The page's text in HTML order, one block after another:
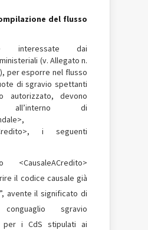
del flusso
interessate dai
(v. Allegato n.
per esporre nel flusso
di sgravio spettanti
autorizzato, devono
all’interno di
i seguenti
<CausaleACredito>
il codice causale già
avente il significato di
conguaglio sgravio
per i CdS stipulati ai